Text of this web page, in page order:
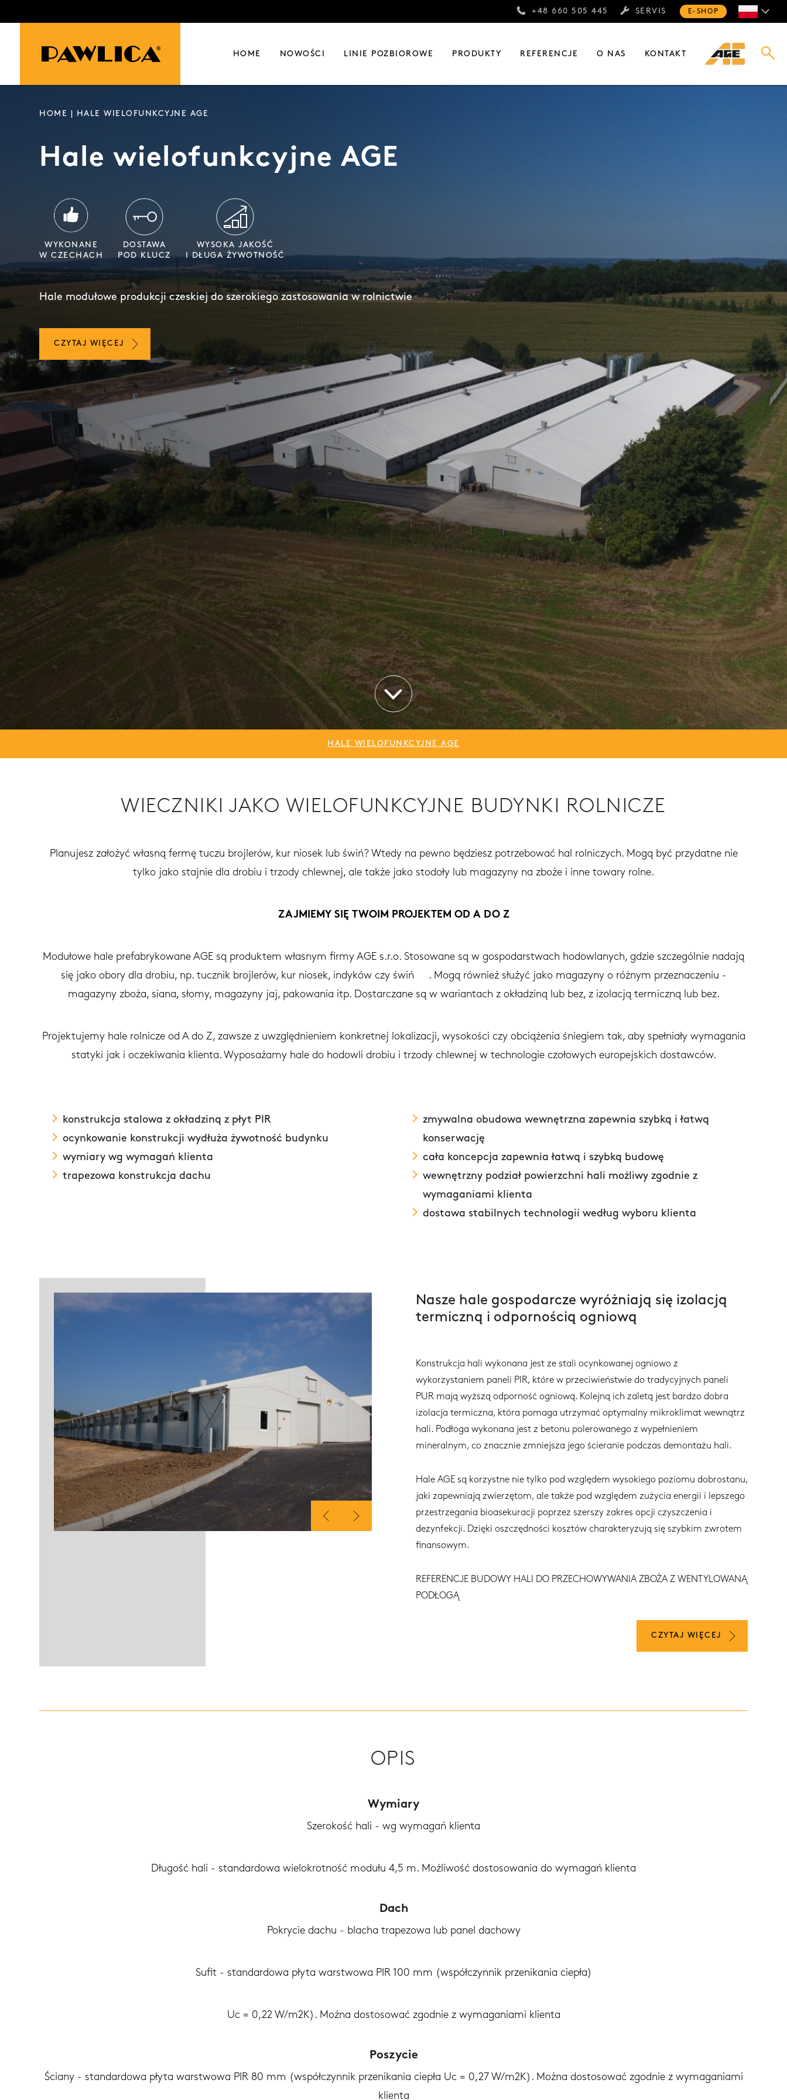
+48 660 505 445 SERVIS E-SHOP
HOME NOWOŚCI LINIE POZBIOROWE PRODUKTY REFERENCJE O NAS KONTAKT
HOME | HALE WIELOFUNKCYJNE AGE
Hale wielofunkcyjne AGE
WYKONANE
W CZECHACH
DOSTAWA
POD KLUCZ
WYSOKA JAKOŚĆ
I DŁUGA ŻYWOTNOŚĆ
Hale modułowe produkcji czeskiej do szerokiego zastosowania w rolnictwie
CZYTAJ WIĘCEJ
HALE WIELOFUNKCYJNE AGE
WIECZNIKI JAKO WIELOFUNKCYJNE BUDYNKI ROLNICZE
Planujesz założyć własną fermę tuczu brojlerów, kur niosek lub świń? Wtedy na pewno będziesz potrzebować hal rolniczych. Mogą być przydatne nie
tylko jako stajnie dla drobiu i trzody chlewnej, ale także jako stodoły lub magazyny na zboże i inne towary rolne.
ZAJMIEMY SIĘ TWOIM PROJEKTEM OD A DO Z
Modułowe hale prefabrykowane AGE są produktem własnym firmy AGE s.r.o. Stosowane są w gospodarstwach hodowlanych, gdzie szczególnie nadają
się jako obory dla drobiu, np. tucznik brojlerów, kur niosek, indyków czy świń . Mogą również służyć jako magazyny o różnym przeznaczeniu -
magazyny zboża, siana, słomy, magazyny jaj, pakowania itp. Dostarczane są w wariantach z okładziną lub bez, z izolacją termiczną lub bez.
Projektujemy hale rolnicze od A do Z, zawsze z uwzględnieniem konkretnej lokalizacji, wysokości czy obciążenia śniegiem tak, aby spełniały wymagania
statyki jak i oczekiwania klienta. Wyposażamy hale do hodowli drobiu i trzody chlewnej w technologie czołowych europejskich dostawców.
konstrukcja stalowa z okładziną z płyt PIR
ocynkowanie konstrukcji wydłuża żywotność budynku
wymiary wg wymagań klienta
trapezowa konstrukcja dachu
zmywalna obudowa wewnętrzna zapewnia szybką i łatwą
konserwację
cała koncepcja zapewnia łatwą i szybką budowę
wewnętrzny podział powierzchni hali możliwy zgodnie z
wymaganiami klienta
dostawa stabilnych technologii według wyboru klienta
Nasze hale gospodarcze wyróżniają się izolacją
termiczną i odpornością ogniową
Konstrukcja hali wykonana jest ze stali ocynkowanej ogniowo z
wykorzystaniem paneli PIR, które w przeciwieństwie do tradycyjnych paneli
PUR mają wyższą odporność ogniową. Kolejną ich zaletą jest bardzo dobra
izolacja termiczna, która pomaga utrzymać optymalny mikroklimat wewnątrz
hali. Podłoga wykonana jest z betonu polerowanego z wypełnieniem
mineralnym, co znacznie zmniejsza jego ścieranie podczas demontażu hali.
Hale AGE są korzystne nie tylko pod względem wysokiego poziomu dobrostanu,
jaki zapewniają zwierzętom, ale także pod względem zużycia energii i lepszego
przestrzegania bioasekuracji poprzez szerszy zakres opcji czyszczenia i
dezynfekcji. Dzięki oszczędności kosztów charakteryzują się szybkim zwrotem
finansowym.
REFERENCJE BUDOWY HALI DO PRZECHOWYWANIA ZBOŻA Z WENTYLOWANĄ
PODŁOGĄ
CZYTAJ WIĘCEJ
OPIS
Wymiary
Szerokość hali - wg wymagań klienta
Długość hali - standardowa wielokrotność modułu 4,5 m. Możliwość dostosowania do wymagań klienta
Dach
Pokrycie dachu - blacha trapezowa lub panel dachowy
Sufit - standardowa płyta warstwowa PIR 100 mm (współczynnik przenikania ciepła)
Uc = 0,22 W/m2K). Można dostosować zgodnie z wymaganiami klienta
Poszycie
Ściany - standardowa płyta warstwowa PIR 80 mm (współczynnik przenikania ciepła Uc = 0,27 W/m2K). Można dostosować zgodnie z wymaganiami
klienta